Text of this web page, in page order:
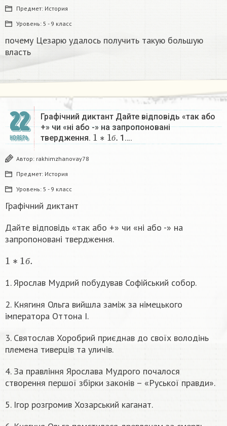
Предмет: История
Уровень: 5 - 9 класс
почему Цезарю удалось получить такую большую
власть ​
22
НОЯБРЬ
Графічний диктант Дайте відповідь «так або
+» чи «ні або -» на запропоновані
твердження.
б
1 ∗1 б.
1….
Автор: rakhimzhanovay78
Предмет: История
Уровень: 5 - 9 класс
Графічний диктант
Дайте відповідь «так або +» чи «ні або -» на
запропоновані твердження.
б
1 1
1. Ярослав Мудрий побудував Софійський собор.
2. Княгиня Ольга вийшла заміж за німецького
імператора Оттона І.
3. Святослав Хоробрий приєднав до своїх володінь
племена тиверців та уличів.
4. За правління Ярослава Мудрого почалося
створення першої збірки законів – «Руської правди».
5. Ігор розгромив Хозарський каганат.